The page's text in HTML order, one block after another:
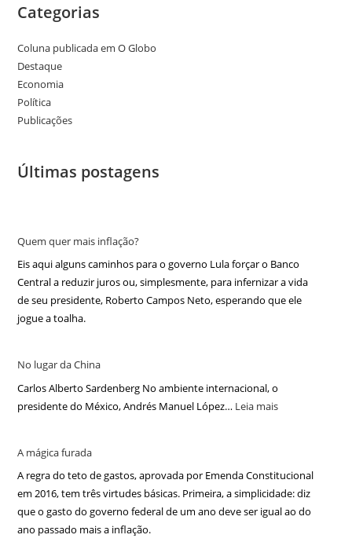
Categorias
Coluna publicada em O Globo
Destaque
Economia
Política
Publicações
Últimas postagens
Quem quer mais inflação?
Eis aqui alguns caminhos para o governo Lula forçar o Banco
Central a reduzir juros ou, simplesmente, para infernizar a vida
de seu presidente, Roberto Campos Neto, esperando que ele
jogue a toalha.
No lugar da China
Carlos Alberto Sardenberg No ambiente internacional, o
presidente do México, Andrés Manuel López… Leia mais
A mágica furada
A regra do teto de gastos, aprovada por Emenda Constitucional
em 2016, tem três virtudes básicas. Primeira, a simplicidade: diz
que o gasto do governo federal de um ano deve ser igual ao do
ano passado mais a inflação.